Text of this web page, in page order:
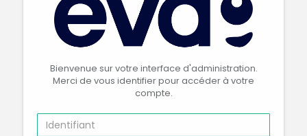
Bienvenue sur votre interface d'administration.
Merci de vous identifier pour accéder à votre
compte.